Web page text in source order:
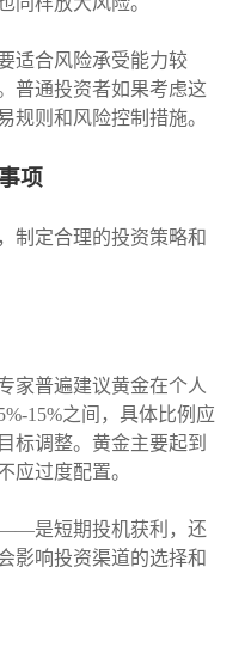
适合风险承受能力较
普通投资者如果考虑这
规则和风险控制措施。
项
制定合理的投资策略和
家普遍建议黄金在个人
15%之间，具体比例应
标调整。黄金主要起到
应过度配置。
是短期投机获利，还
影响投资渠道的选择和